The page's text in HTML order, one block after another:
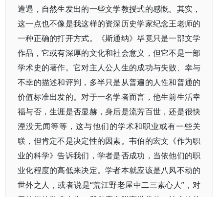
遭遇，自然生发出的一些文学教授式的感慨。其实，
这一点也不像是我这样的资深历史学家纪念王老师的
一种正确的打开方式。《斯通纳》毕竟只是一部文学
作品，它或有深厚的文化和社会意义，但它不是一部
学术史的著作。它对主人公人生的成功与失败、幸与
不幸的描述和评判，多半只是从普遍的人性和普通的
价值标准出发的。对于一名学者而言，他生前生活幸
福与否，生涯是否显赫，身后是流芳百世，还是很快
湮没无闻等等，这与他们的学术和职业或有一些关
联，但肯定不是决定性的因素。韦伯的宏文《作为职
业的科学》告诉我们，学者是否成功，当依他们的职
业化程度的高低来决定。学者本就应该是八风不动的
世外之人，或者说是“荒江野老屋中二三素心人”，对